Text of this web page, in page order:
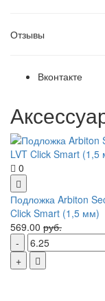
Отзывы
Вконтакте
0
Подложка Arbiton
Click Smart (1,5 мм)
569.00 руб.